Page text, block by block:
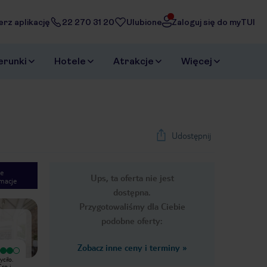
aplikację 22 270 31 20 Ulubione Zaloguj się do myTUI
Hotele Atrakcje Więcej
Udostępnij
Ups, ta oferta nie jest
dostępna.
Przygotowaliśmy dla Ciebie
podobne oferty:
Zobacz inne ceny i terminy »
Next slide
1/22
Bardzo dobry